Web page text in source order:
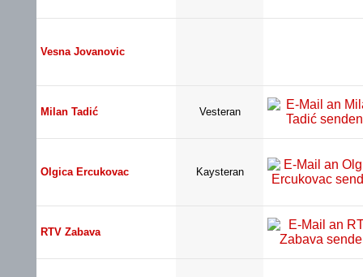
Vesna Jovanovic
Milan Tadić Vesteran
Olgica Ercukovac Kaysteran
RTV Zabava